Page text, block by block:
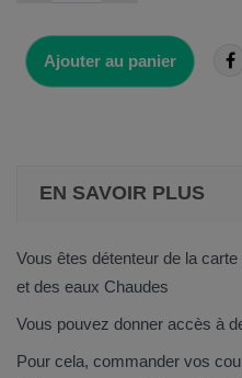
Ajouter au panier
EN SAVOIR PLUS
Vous êtes détenteur de la
et des eaux Chaudes
Vous pouvez donner accès à
Pour cela, commander vos